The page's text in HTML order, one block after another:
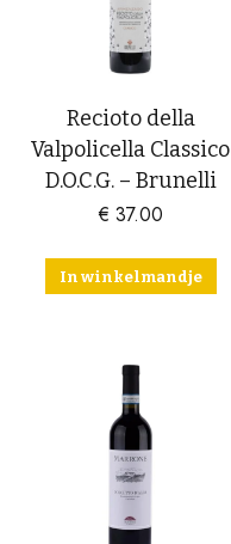
Recioto della
Valpolicella Classico
D.O.C.G. – Brunelli
€ 37.00
In winkelmandje